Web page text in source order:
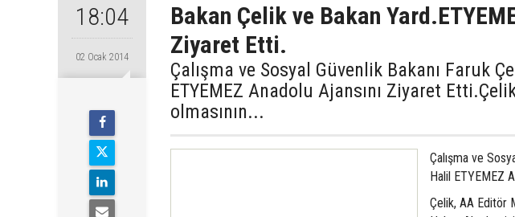
18:04
02 Ocak 2014
Bakan Çelik ve Bakan
Ziyaret Etti.
Çalışma ve Sosyal Güvenlik Bakanı Faruk
ETYEMEZ Anadolu Ajansını Ziyaret
olmasının...
Çalışma ve
Halil ETYEMEZ
Çelik, AA Editör